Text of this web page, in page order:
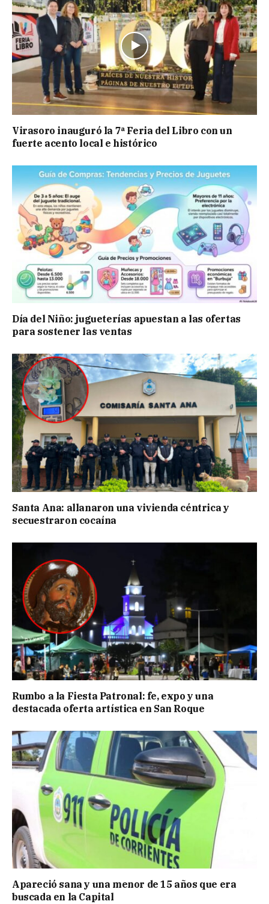
Virasoro inauguró la 7ª Feria del Libro con un
fuerte acento local e histórico
Día del Niño: jugueterías apuestan a las ofertas
para sostener las ventas
Santa Ana: allanaron una vivienda céntrica y
secuestraron cocaína
Rumbo a la Fiesta Patronal: fe, expo y una
destacada oferta artística en San Roque
Apareció sana y una menor de 15 años que era
buscada en la Capital